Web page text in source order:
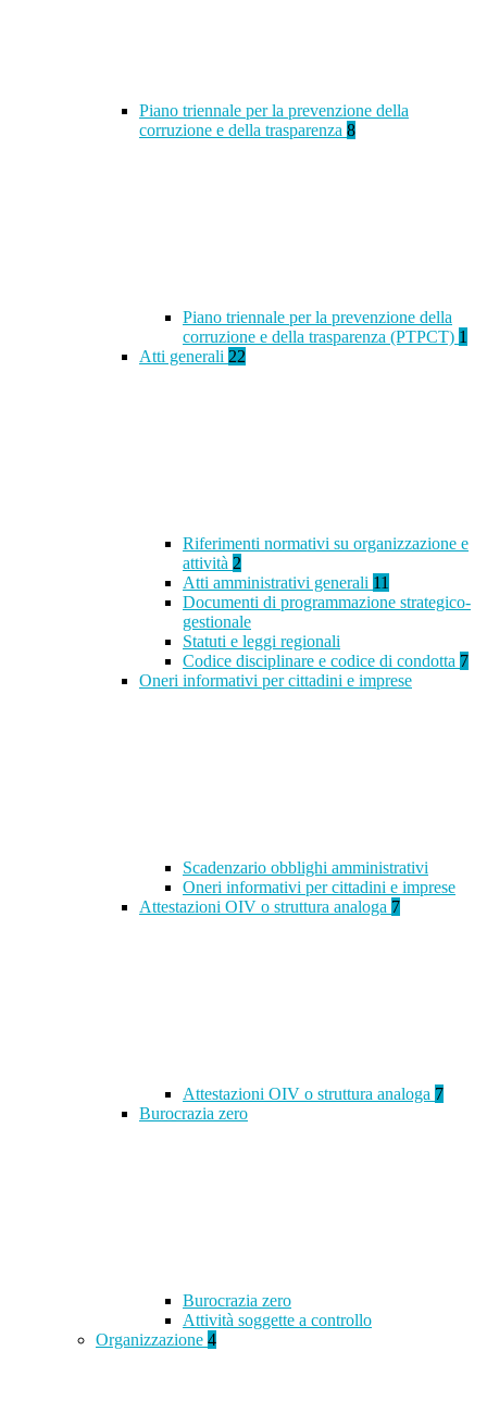
Piano triennale per la prevenzione della
corruzione e della trasparenza 8
Piano triennale per la prevenzione della
corruzione e della trasparenza (PTPCT) 1
Atti generali 22
Riferimenti normativi su organizzazione e
attività 2
Atti amministrativi generali 11
Documenti di programmazione strategico-
gestionale
Statuti e leggi regionali
Codice disciplinare e codice di condotta 7
Oneri informativi per cittadini e imprese
Scadenzario obblighi amministrativi
Oneri informativi per cittadini e imprese
Attestazioni OIV o struttura analoga 7
Attestazioni OIV o struttura analoga 7
Burocrazia zero
Burocrazia zero
Attività soggette a controllo
Organizzazione 4